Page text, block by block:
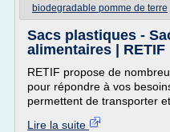
biodegradable pomme de terre
Sacs plastiques -
alimentaires | RETIF
RETIF propose de
pour répondre à vos
permettent de transporter
Lire la suite